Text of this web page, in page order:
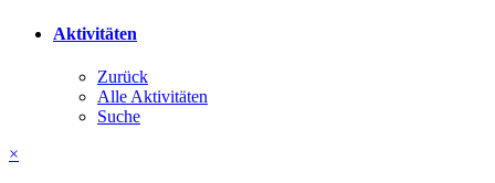
Aktivitäten
Zurück
Alle Aktivitäten
Suche
×